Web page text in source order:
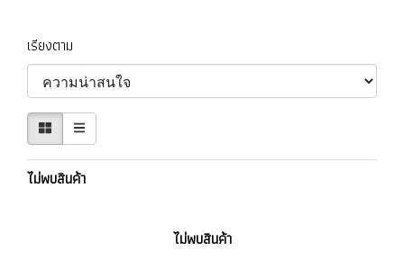
เรียงตาม
ไม่พบสินค้า
ไม่พบสินค้า